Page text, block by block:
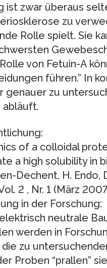
ist zwar überaus
zu
Rolle spielt. Sie
von Fetuin-A
führen.” In
genauer zu
abläuft.
of a colloidal
a high solubility in
Dechent, H. Endo,
2 , Nr. 1 (März
in der Forschung:
neutrale
werden in
zu
Proben “prallen”